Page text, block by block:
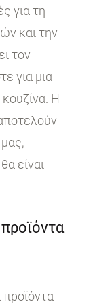
για τη
και την
τον
για μια
Η
είναι